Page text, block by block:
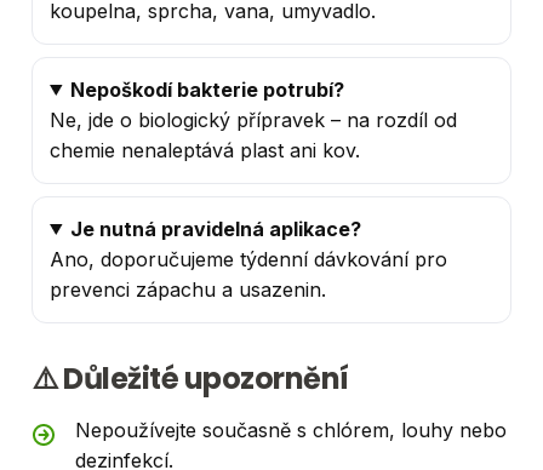
koupelna, sprcha, vana, umyvadlo.
Nepoškodí bakterie potrubí?
Ne, jde o biologický přípravek – na rozdíl od
chemie nenaleptává plast ani kov.
Je nutná pravidelná aplikace?
Ano, doporučujeme týdenní dávkování pro
prevenci zápachu a usazenin.
⚠️ Důležité upozornění
Nepoužívejte současně s chlórem, louhy nebo
dezinfekcí.